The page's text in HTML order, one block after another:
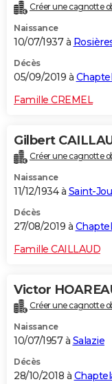
Créer une cagnotte
Naissance
10/07/1937 à
Décès
05/09/2019 à
Famille CREMEL
Gilbert
Créer une cagnotte
Naissance
11/12/1934 à Saint-
Décès
27/08/2019 à
Famille CAILLAUD
Victor
Créer une cagnotte
Naissance
10/07/1957 à Salazie
Décès
28/10/2018 à